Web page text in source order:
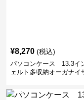
¥8,270 (税込)
パソコンケース 13.3イ
ェルト多収納オーガナイ
宅ワーク